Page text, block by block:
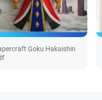
Goku Hakaishin